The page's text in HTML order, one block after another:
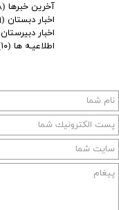
آخرین خبرها (۹۸)
اخبار دبستان (۴۹)
اخبار دبیرستان
اطلاعیـه ها (۱۰)